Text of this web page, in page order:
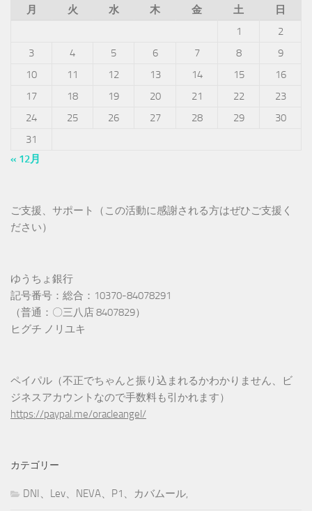
月
火 水 木 金 土
日
1
2
3
4 5 6 7 8
9
10
11 12 13 14 15
16
17
18 19 20 21 22
23
24
25 26 27 28 29
30
31
« 12月
ご支援、サポート（この活動に感謝される方はぜひご支援く
ださい）
ゆうちょ銀行
記号番号：総合：10370-84078291
（普通：〇三八店 8407829）
ヒグチ ノリユキ
ペイパル（不正でちゃんと振り込まれるかわかりません、ビ
ジネスアカウントなので手数料も引かれます）
https://paypal.me/oracleangel/
カテゴリー
DNI、Lev、NEVA、P1、カバムール,